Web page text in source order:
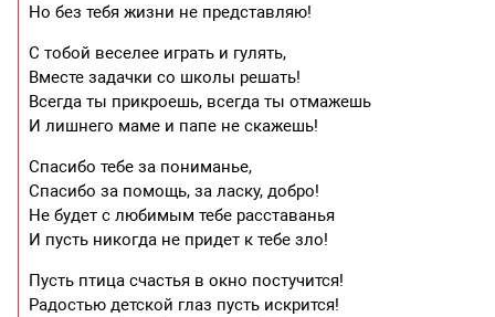
Но без тебя жизни не представляю!
С тобой веселее играть и гулять,
Вместе задачки со школы решать!
Всегда ты прикроешь, всегда ты отмажешь
И лишнего маме и папе не скажешь!
Спасибо тебе за пониманье,
Спасибо за помощь, за ласку, добро!
Не будет с любимым тебе расставанья
И пусть никогда не придет к тебе зло!
Пусть птица счастья в окно постучится!
Радостью детской глаз пусть искрится!